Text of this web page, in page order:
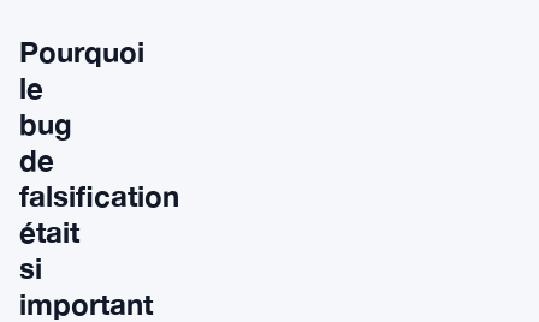
Pourquoi
le
bug
de
falsification
était
si
important